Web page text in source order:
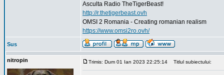
Asculta Radio TheTigerBeast!
http://r.thetigerbeast.ovh
OMSI 2 Romania - Creating romanian realism
https://www.omsi2ro.ovh/
Sus
nitropin Trimis: Dum 01 Ian 2023 22:25:14 Titlul subiectului: